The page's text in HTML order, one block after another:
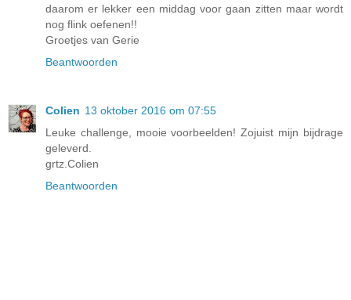
daarom er lekker een middag voor gaan zitten maar wordt
nog flink oefenen!!
Groetjes van Gerie
Beantwoorden
Colien 13 oktober 2016 om 07:55
Leuke challenge, mooie voorbeelden! Zojuist mijn bijdrage
geleverd.
grtz.Colien
Beantwoorden